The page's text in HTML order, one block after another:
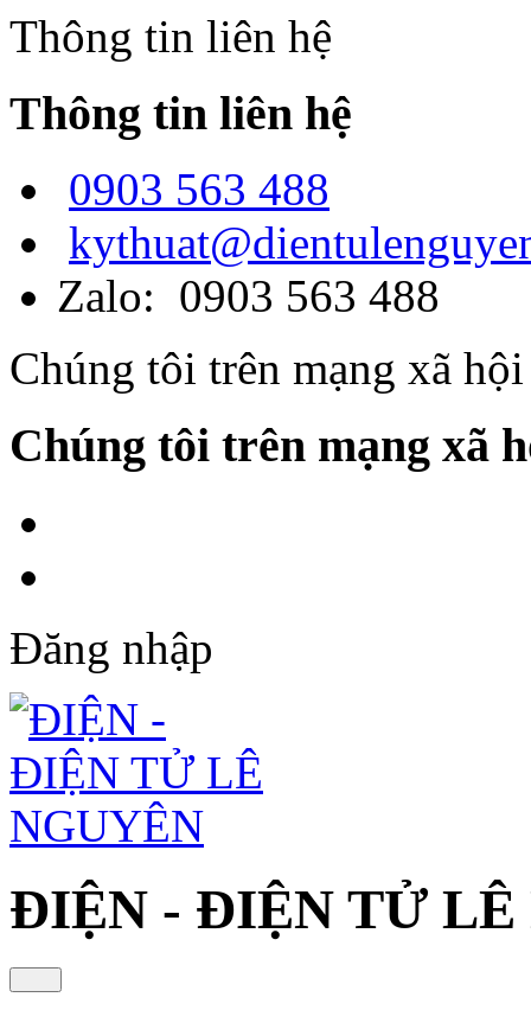
Thông tin liên hệ
Thông tin liên hệ
0903 563 488
Zalo: 0903 563 488
Chúng tôi trên mạng xã hội
Chúng tôi trên mạng xã
Đăng nhập
ĐIỆN - ĐIỆN TỬ LÊ